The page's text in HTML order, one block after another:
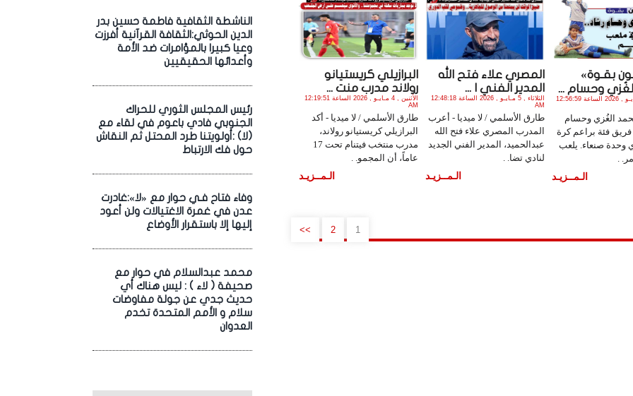
الناشطة الثقافية فاطمة حسين بدر
الدين الحوثي:الثقافة القرآنية أفرزت
وعيا كبيرا بالمؤامرات ضد الأمة
وأعدائها الحقيقيين
رئيس المجلس الثوري للحراك
الجنوبي فادي باعوم في لقاء مع
(لا) :أولويتنا طرد المحتل ثم النقاش
حول فك الارتباط
وفاء فتاح فـي حوار مع «لا»:غادرت
عدن في غمرة الاغتيالات ولن أعود
إليها إلا باستقرار الأوضاع
محمد عبدالسلام في حوار مع
صحيفة ( لاء ) : ليس هناك أي
حديث جدي عن جولة مفاوضات
سلام و الأمم المتحدة تخدم
العدوان
بقـوة»
وحسام ...
الأربعاء , 6 مـايـو , 2026 الساعة 12:56:59
الغُزي وحسام
فريق فئة براعم كرة
وحدة صنعاء. يلعب
.
الـمــزيـد
المصري علاء فتح الله
المدير الفني ا ...
الثلاثاء , 5 مـايـو , 2026 الساعة 12:48:18
AM
طارق الأسلمي / لا ميديا - أعرب
المدرب المصري علاء فتح الله
عبدالحميد، المدير الفني الجديد
لنادي تضا. .
الـمــزيـد
البرازيلي كريستيانو
رولاند مدرب منت ...
الأثنين , 4 مـايـو , 2026 الساعة 12:19:51
AM
طارق الأسلمي / لا ميديا - أكد
البرازيلي كريستيانو رولاند،
مدرب منتخب فيتنام تحت 17
عاماً، أن المجمو. .
الـمــزيـد
1
2
>>